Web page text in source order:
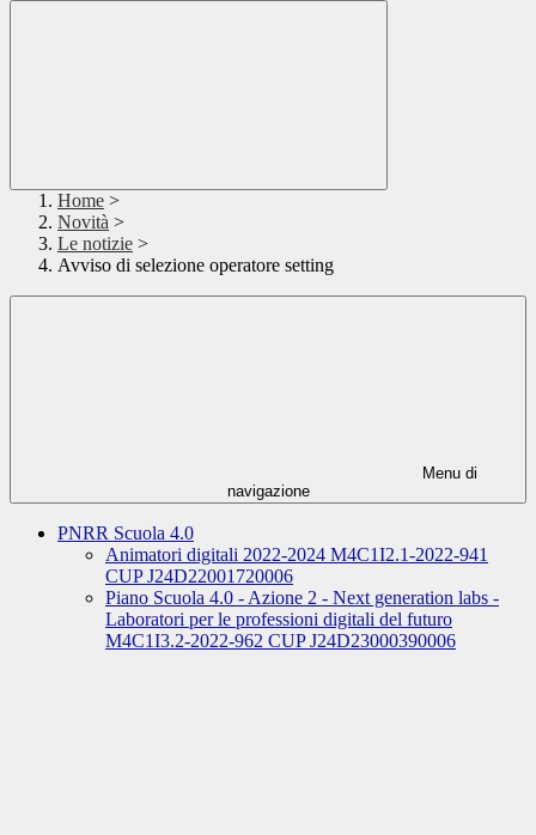
Home >
Novità >
Le notizie >
Avviso di selezione operatore setting
Menu di
navigazione
PNRR Scuola 4.0
Animatori digitali 2022-2024 M4C1I2.1-2022-941
CUP J24D22001720006
Piano Scuola 4.0 - Azione 2 - Next generation labs -
Laboratori per le professioni digitali del futuro
M4C1I3.2-2022-962 CUP J24D23000390006